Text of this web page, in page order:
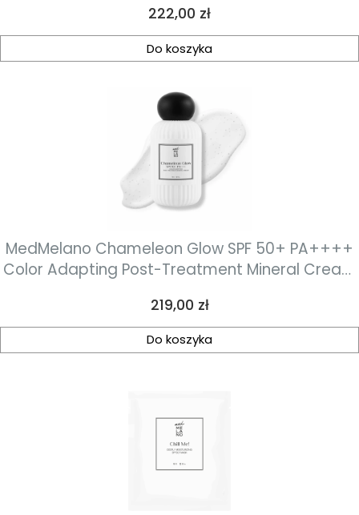
Cena
222,00 zł
Do koszyka
MedMelano Chameleon Glow SPF 50+ PA++++
Color Adapting Post-Treatment Mineral Cream
adaptujący się do koloru skóry 50 ml
Cena
219,00 zł
Do koszyka